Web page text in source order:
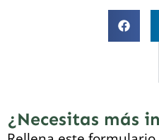
¿Necesitas más